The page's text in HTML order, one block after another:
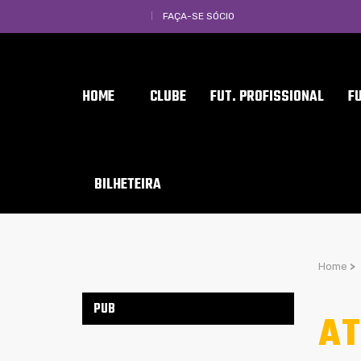
FAÇA-SE SÓCIO
HOME CLUBE FUT. PROFISSIONAL
BILHETEIRA
Home >
PUB